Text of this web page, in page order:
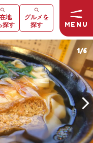
MENU
地
探す
グルメを
探す
1/6